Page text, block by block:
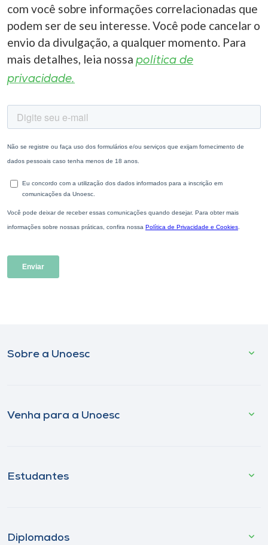
com você sobre informações correlacionadas que
podem ser de seu interesse. Você pode cancelar o
envio da divulgação, a qualquer momento. Para
mais detalhes, leia nossa política de
privacidade.
Sobre a Unoesc
Venha para a Unoesc
Estudantes
Diplomados